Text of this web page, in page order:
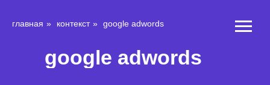
главная » контекст » google adwords
google adwords